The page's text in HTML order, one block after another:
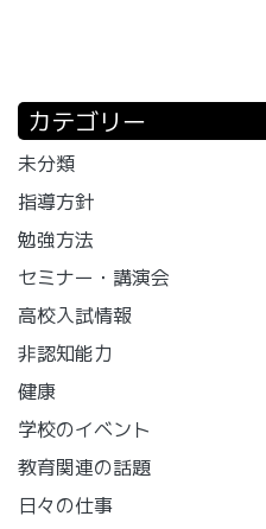
カテゴリー
未分類
指導方針
勉強方法
セミナー・講演会
高校入試情報
非認知能力
健康
学校のイベント
教育関連の話題
日々の仕事